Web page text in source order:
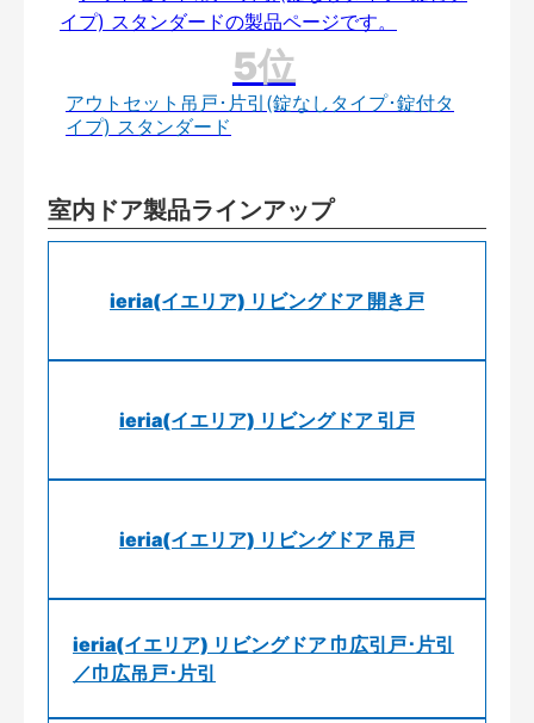
アウトセット吊戸･片引(錠なしタイプ･錠付タ
イプ) スタンダード
室内ドア製品ラインアップ
ieria(イエリア) リビングドア 開き戸
ieria(イエリア) リビングドア 引戸
ieria(イエリア) リビングドア 吊戸
ieria(イエリア) リビングドア 巾広引戸･片引
／巾広吊戸･片引